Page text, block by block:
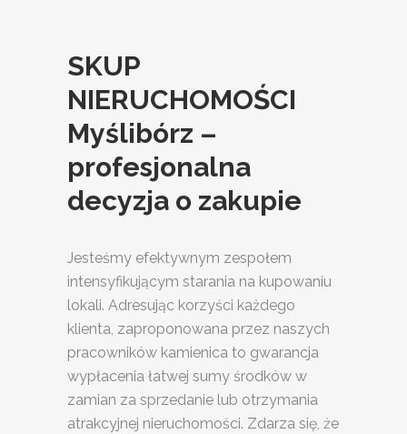
SKUP
NIERUCHOMOŚCI
Myślibórz –
profesjonalna
decyzja o zakupie
Jesteśmy efektywnym zespołem
intensyfikującym starania na kupowaniu
lokali. Adresując korzyści każdego
klienta, zaproponowana przez naszych
pracowników kamienica to gwarancja
wypłacenia łatwej sumy środków w
zamian za sprzedanie lub otrzymania
atrakcyjnej nieruchomości. Zdarza się, że